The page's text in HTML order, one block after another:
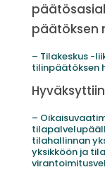
päätöksen
– Tilakeskus -
tilinpäätöksen
–
tilahallinnan
yksikköön ja